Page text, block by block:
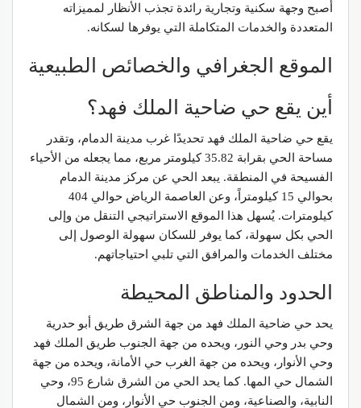
أصبح وجهة سكنية وتجارية رائدة تجذب الأنظار لمميزاته
المتعددة والخدمات المتكاملة التي يوفرها لسكانه.
الموقع الجغرافي والخصائص الطبيعية
أين يقع حي ضاحية الملك فهد؟
يقع حي ضاحية الملك فهد تحديدًا غرب مدينة الدمام، وتقدر
مساحة الحي بقرابة 35.82 كيلومتر مربع، مما يجعله من الأحياء
الفسيحة في المنطقة. يبعد الحي عن مركز مدينة الدمام
بحوالي 15 كيلومتراً، وعن العاصمة الرياض حوالي 404
كيلومترات. يُسهل هذا الموقع الاستراتيجي التنقل من وإلى
الحي بكل سهولة، كما يوفر للسكان سهولة الوصول إلى
مختلف الخدمات والمرافق التي تلبي احتياجاتهم.
الحدود والمناطق المحيطة
يحد حي ضاحية الملك فهد من جهة الشرق طريق أبو حدرية
وحي بدر وحي النور، ويحده من جهة الجنوب طريق الملك فهد
وحي الأنوار، ويحده من جهة الغرب حي الأمانة، ويحده من جهة
الشمال حي المها. كما يحد الحي من الشرق شارع 95، وحي
النابية، والصناعية، ومن الجنوب حي الأنوار، ومن الشمال